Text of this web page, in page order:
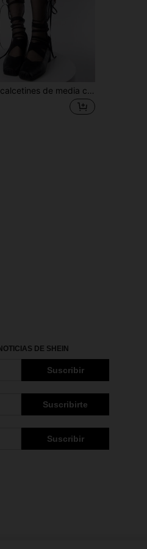
1 par de calcetines de media caña estilo Mary Jane estilo JK japonés, finos, de malla transparente con cordones y lazo, estilo ballet, holgados, para mujer, primavera/verano
DE SHEIN
Suscribir
Suscribirte
Suscribir